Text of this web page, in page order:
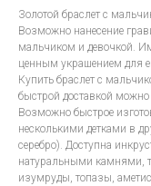
Золотой браслет с
Возможно нанесение
мальчиком и девочкой.
ценным украшением для
Купить браслет с
быстрой доставкой
Возможно быстрое
несколькими детками в
серебро). Доступна
натуральными камнями,
изумруды, топазы,